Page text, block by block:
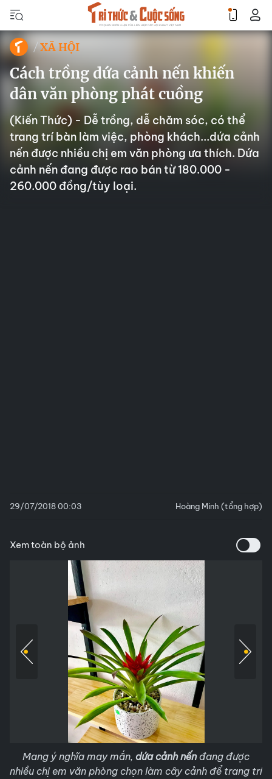
XÃ HỘI
Cách trồng dứa cảnh nến khiến
dân văn phòng phát cuồng
(Kiến Thức) - Dễ trồng, dễ chăm sóc, có thể
trang trí bàn làm việc, phòng khách...dứa cảnh
nến được nhiều chị em văn phòng ưa thích. Dứa
cảnh nến đang được rao bán từ 180.000 -
260.000 đồng/tùy loại.
29/07/2018 00:03 Hoàng Minh (tổng hợp)
Xem toàn bộ ảnh
Mang ý nghĩa may mắn, dứa cảnh nếnđang được
nhiều chị em văn phòng chọn làm cây cảnh để trang trí